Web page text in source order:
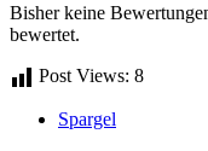
Bisher keine
bewertet.
Post Views: 8
Spargel